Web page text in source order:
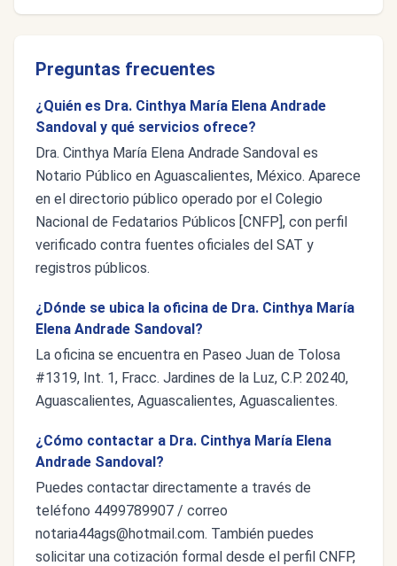
Preguntas frecuentes
¿Quién es Dra. Cinthya María Elena Andrade
Sandoval y qué servicios ofrece?
Dra. Cinthya María Elena Andrade Sandoval es
Notario Público en Aguascalientes, México. Aparece
en el directorio público operado por el Colegio
Nacional de Fedatarios Públicos [CNFP], con perfil
verificado contra fuentes oficiales del SAT y
registros públicos.
¿Dónde se ubica la oficina de Dra. Cinthya María
Elena Andrade Sandoval?
La oficina se encuentra en Paseo Juan de Tolosa
#1319, Int. 1, Fracc. Jardines de la Luz, C.P. 20240,
Aguascalientes, Aguascalientes, Aguascalientes.
¿Cómo contactar a Dra. Cinthya María Elena
Andrade Sandoval?
Puedes contactar directamente a través de
teléfono 4499789907 / correo
notaria44ags@hotmail.com. También puedes
solicitar una cotización formal desde el perfil CNFP,